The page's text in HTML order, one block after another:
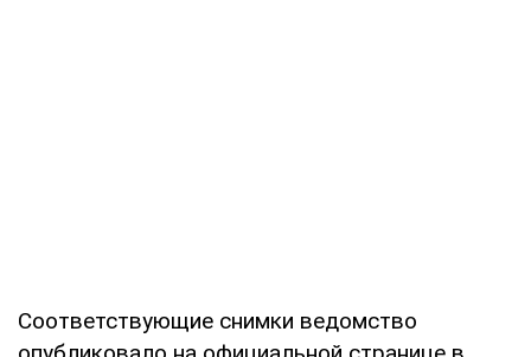
Соответствующие снимки ведомство